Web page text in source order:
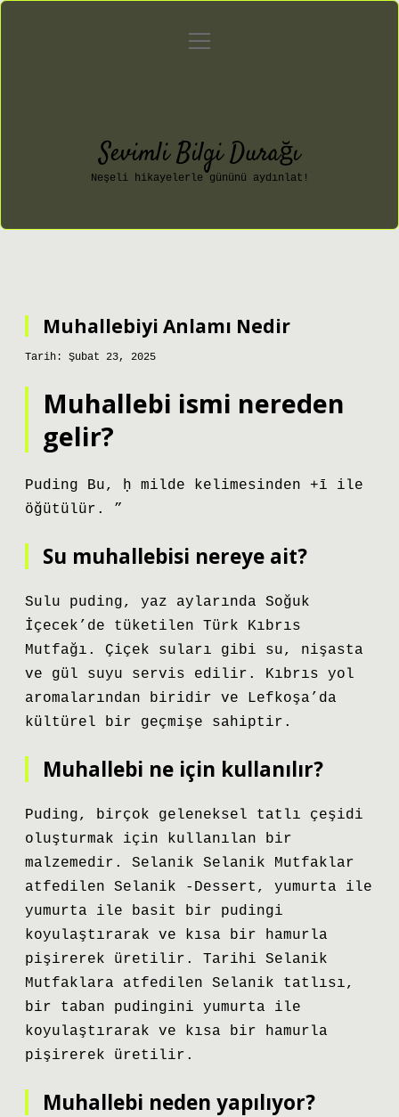
Gizlilik Politikası
menüyü
Sevimli Bilgi Durağı
Neşeli hikayelerle gününü aydınlat!
Muhallebiyi Anlamı Nedir
Tarih: Şubat 23, 2025
Muhallebi ismi nereden
gelir?
Puding Bu, ḥ milde kelimesinden +ī ile
öğütülür. ”
Su muhallebisi nereye ait?
Sulu puding, yaz aylarında Soğuk
İçecek’de tüketilen Türk Kıbrıs
Mutfağı. Çiçek suları gibi su, nişasta
ve gül suyu servis edilir. Kıbrıs yol
aromalarından biridir ve Lefkoşa’da
kültürel bir geçmişe sahiptir.
Muhallebi ne için kullanılır?
Puding, birçok geleneksel tatlı çeşidi
oluşturmak için kullanılan bir
malzemedir. Selanik Selanik Mutfaklar
atfedilen Selanik -Dessert, yumurta ile
yumurta ile basit bir pudingi
koyulaştırarak ve kısa bir hamurla
pişirerek üretilir. Tarihi Selanik
Mutfaklara atfedilen Selanik tatlısı,
bir taban pudingini yumurta ile
koyulaştırarak ve kısa bir hamurla
pişirerek üretilir.
Muhallebi neden yapılıyor?